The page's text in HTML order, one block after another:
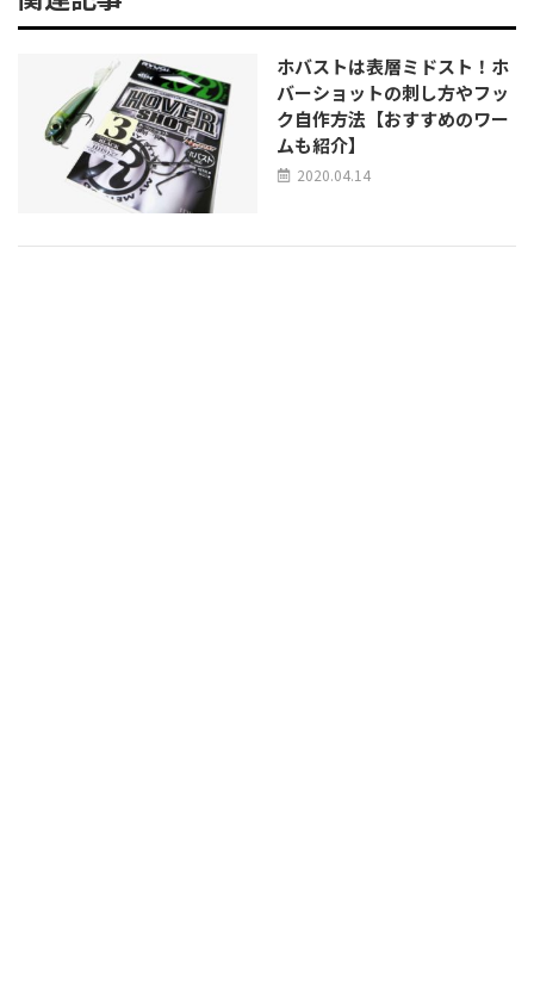
ホバストは表層ミドスト！ホ
バーショットの刺し方やフッ
ク自作方法【おすすめのワー
ムも紹介】
2020.04.14